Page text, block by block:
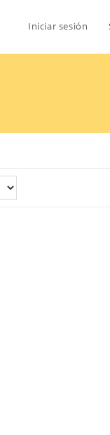
Iniciar sesión